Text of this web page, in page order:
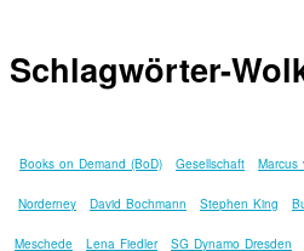
Schlagwörter-
Books on Demand (BoD) Gesellschaft Marcus
Norderney David Bochmann Stephen King
Meschede Lena Fiedler SG Dynamo Dresden